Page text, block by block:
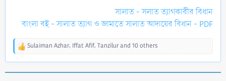
সালাত - সলাত ত্যাগকারীর বিধান
বাংলা বই - সালাত ত্যাগ ও জামাতে সালাত আদায়ের বিধান - PDF
R
Sulaiman Azhar, Iffat Afif, Tanzilurand 10 others